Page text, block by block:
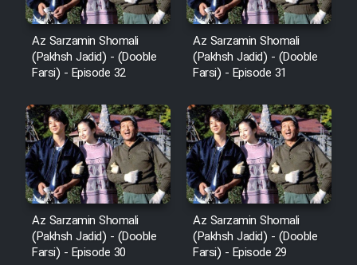
Az Sarzamin Shomali
(Pakhsh Jadid) - (Dooble
Farsi) - Episode 32
Az Sarzamin Shomali
(Pakhsh Jadid) - (Dooble
Farsi) - Episode 31
Az Sarzamin Shomali
(Pakhsh Jadid) - (Dooble
Farsi) - Episode 30
Az Sarzamin Shomali
(Pakhsh Jadid) - (Dooble
Farsi) - Episode 29